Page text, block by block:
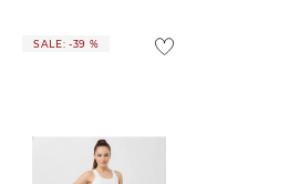
SALE: -39 %